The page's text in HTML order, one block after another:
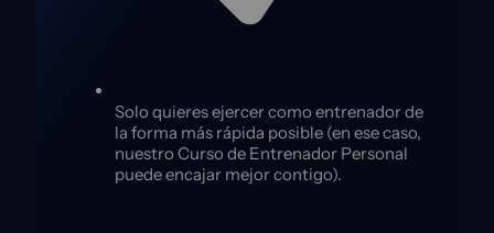
Solo quieres ejercer como entrenador de
la forma más rápida posible (en ese caso,
nuestro Curso de Entrenador Personal
puede encajar mejor contigo).